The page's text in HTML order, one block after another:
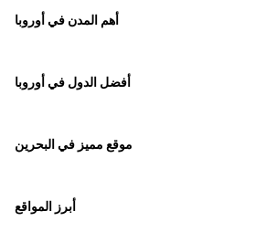
أهم المدن في أوروبا
أفضل الدول في أوروبا
موقع مميز في البحرين
أبرز المواقع